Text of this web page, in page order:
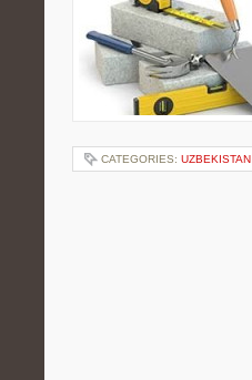
CATEGORIES: UZBEKISTAN